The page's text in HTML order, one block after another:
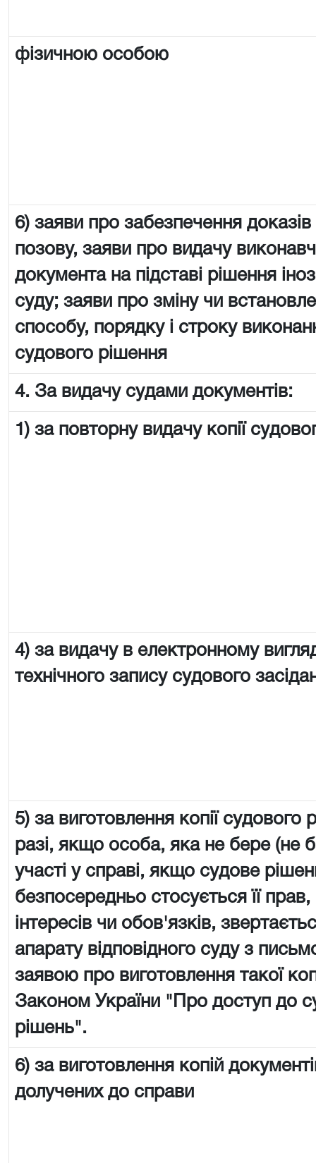
фізичною особою
6) заяви про забезпечення
позову, заяви про видачу
документа на підставі рішення
суду; заяви про зміну чи
способу, порядку і строку
судового рішення
4. За видачу судами документів:
1) за повторну видачу копії
4) за видачу в електронному
технічного запису судового
5) за виготовлення копії судового
разі, якщо особа, яка не бере (не
участі у справі, якщо судове
безпосередньо стосується її
інтересів чи обов'язків,
апарату відповідного суду з
заявою про виготовлення такої
Законом України "Про доступ до
рішень".
6) за виготовлення копій
долучених до справи